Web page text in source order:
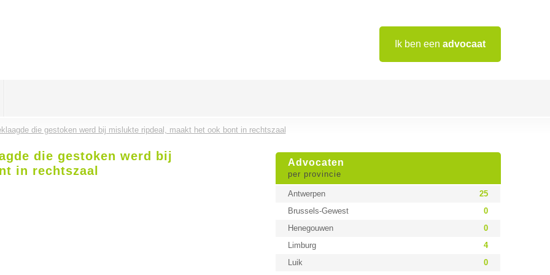
Ik ben een advocaat
die gestoken werd bij mislukte ripdeal, maakt het ook bont in rechtszaal
Advocaten
per provincie
Antwerpen
25
Brussels-Gewest
0
Henegouwen
0
Limburg
4
Luik
0
die gestoken werd bij
in rechtszaal